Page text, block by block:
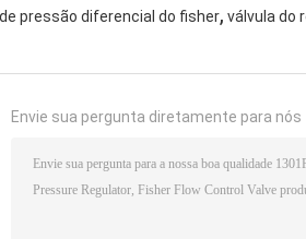
pressão diferencial do fisher, válvula do
Envie sua pergunta diretamente para nós